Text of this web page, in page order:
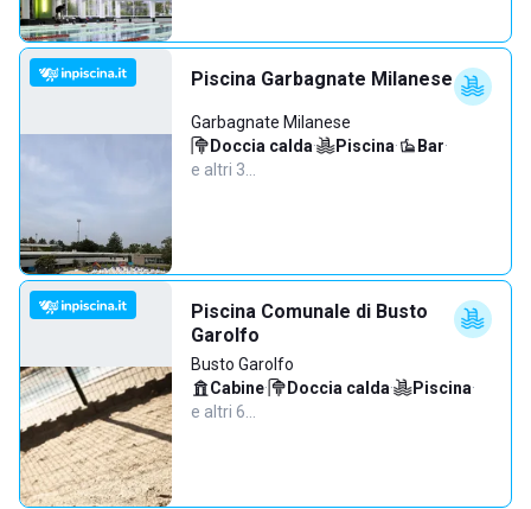
Piscina Garbagnate Milanese
Garbagnate Milanese
Doccia calda· Piscina· Bar·
e altri 3…
Piscina Comunale di Busto
Garolfo
Busto Garolfo
Cabine· Doccia calda· Piscina·
e altri 6…